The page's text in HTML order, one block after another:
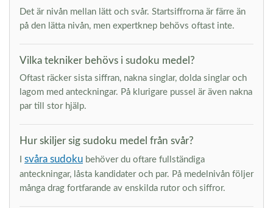
Det är nivån mellan lätt och svår. Startsiffrorna är färre än
på den lätta nivån, men expertknep behövs oftast inte.
Vilka tekniker behövs i sudoku medel?
Oftast räcker sista siffran, nakna singlar, dolda singlar och
lagom med anteckningar. På klurigare pussel är även nakna
par till stor hjälp.
Hur skiljer sig sudoku medel från svår?
svåra sudoku behöver du oftare fullständiga
anteckningar, låsta kandidater och par. På medelnivån följer
många drag fortfarande av enskilda rutor och siffror.